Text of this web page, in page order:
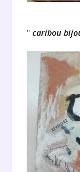
" caribou